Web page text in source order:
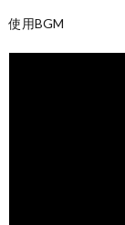
使用BGM